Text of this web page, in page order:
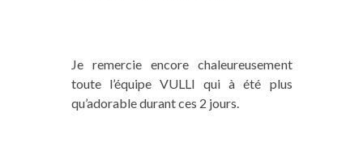
Je remercie encore chaleureusement
toute l’équipe VULLI qui à été plus
qu’adorable durant ces 2 jours.